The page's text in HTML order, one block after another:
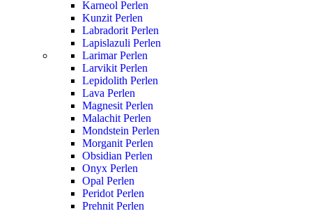
Karneol Perlen
Kunzit Perlen
Labradorit Perlen
Lapislazuli Perlen
Larimar Perlen
Larvikit Perlen
Lepidolith Perlen
Lava Perlen
Magnesit Perlen
Malachit Perlen
Mondstein Perlen
Morganit Perlen
Obsidian Perlen
Onyx Perlen
Opal Perlen
Peridot Perlen
Prehnit Perlen